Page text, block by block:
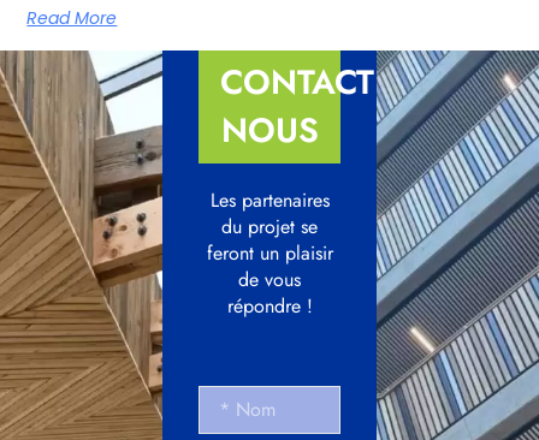
Read More
CONTACTEZ-
NOUS
Les partenaires
du projet se
feront un plaisir
de vous
répondre !